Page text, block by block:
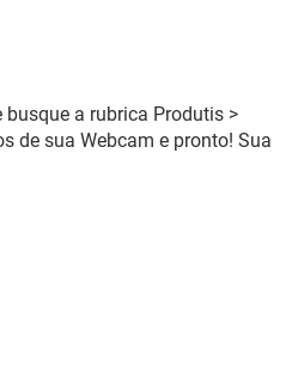
busque a rubrica Produtis >
de sua Webcam e pronto! Sua